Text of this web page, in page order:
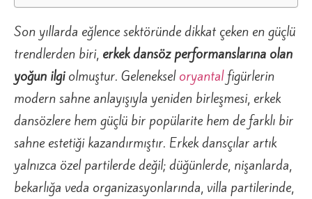
Son yıllarda eğlence sektöründe dikkat çeken en güçlü
trendlerden biri, erkek dansöz performanslarına olan
yoğun ilgiolmuştur. Gelenekseloryantalfigürlerin
modern sahne anlayışıyla yeniden birleşmesi, erkek
dansözlere hem güçlü bir popülarite hem de farklı bir
sahne estetiği kazandırmıştır. Erkek dansçılar artık
yalnızca özel partilerde değil; düğünlerde, nişanlarda,
bekarlığa veda organizasyonlarında, villa partilerinde,